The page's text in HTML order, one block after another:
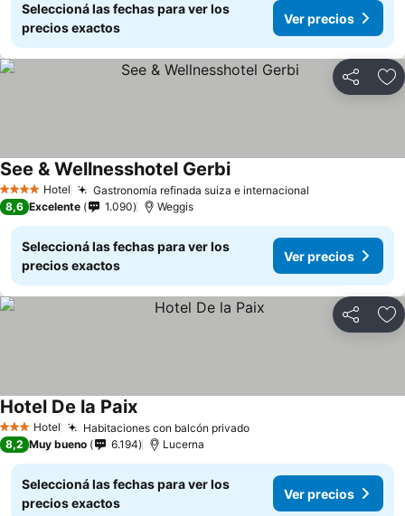
Seleccioná las fechas para ver los
precios exactos
Ver precios
Compartir
4 EstrellasHotel Gastronomía refinada suiza e internacional
See & Wellnesshotel Gerbi
8,6 Excelente 1.090 Weggis
Seleccioná las fechas para ver los
precios exactos
Ver precios
Compartir
3 Estrellas
Hotel Habitaciones con balcón privado
Hotel De la Paix
8,2 Muy bueno 6.194 Lucerna
Seleccioná las fechas para ver los
precios exactos
Ver precios